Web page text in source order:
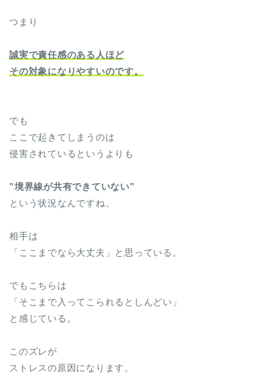
つまり
誠実で責任感のある人ほど
その対象になりやすいのです。
でも
ここで起きてしまうのは
侵害されているというよりも
”境界線が共有できていない”
という状況なんですね。
相手は
「ここまでなら大丈夫」と思っている。
でもこちらは
「そこまで入ってこられるとしんどい」
と感じている。
このズレが
ストレスの原因になります。